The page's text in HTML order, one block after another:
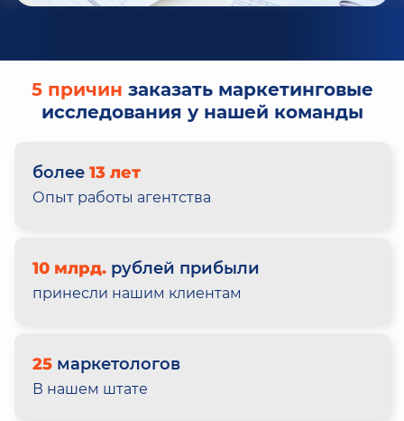
5 причин заказать маркетинговые
исследования у нашей команды
более 13 лет
Опыт работы агентства
10 млрд. рублей прибыли
принесли нашим клиентам
25 маркетологов
В нашем штате